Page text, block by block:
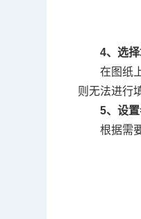
4、选
在图纸
则无法进行
5、设
根据需